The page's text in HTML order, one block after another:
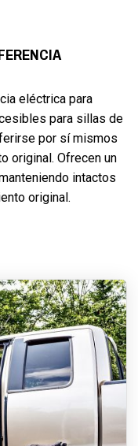
eléctrica para
para sillas de
por sí mismos
original. Ofrecen un
intactos
original.